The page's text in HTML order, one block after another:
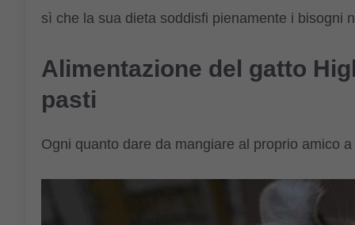
sì che la sua dieta soddisfi pienamente i bisogni
Alimentazione del gatto
pasti
Ogni quanto dare da mangiare al proprio amico